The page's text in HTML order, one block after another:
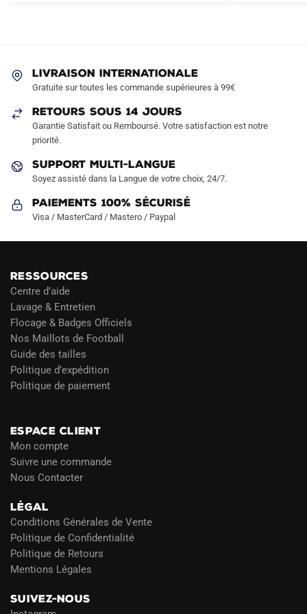
page
LIVRAISON INTERNATIONALE
Gratuite sur toutes les commande supérieures à 99€
RETOURS SOUS 14 JOURS
Garantie Satisfait ou Remboursé. Votre satisfaction est notre
priorité.
SUPPORT MULTI-LANGUE
Soyez assisté dans la Langue de votre choix, 24/7.
Paiements 100% Sécurisé
Visa / MasterCard / Mastero / Paypal
RESSOURCES
Centre d’aide
Lavage & Entretien
Flocage & Badges Officiels
Nos Maillots de Football
Guide des tailles
Politique d’expédition
Politique de paiement
ESPACE CLIENT
Mon compte
Suivre une commande
Nous Contacter
LÉGAL
Conditions Générales de Vente
Politique de Confidentialité
Politique de Retours
Mentions Légales
SUIVEZ-NOUS